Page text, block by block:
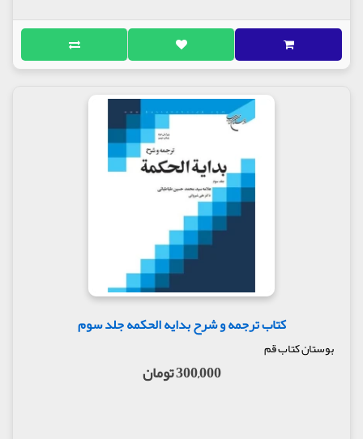
کتاب ترجمه و شرح بدایه الحکمه جلد سوم
بوستان کتاب قم
300,000 تومان